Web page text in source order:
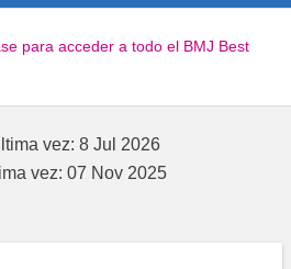
para acceder a todo el BMJ Best
vez: 8 Jul 2026
vez: 07 Nov 2025